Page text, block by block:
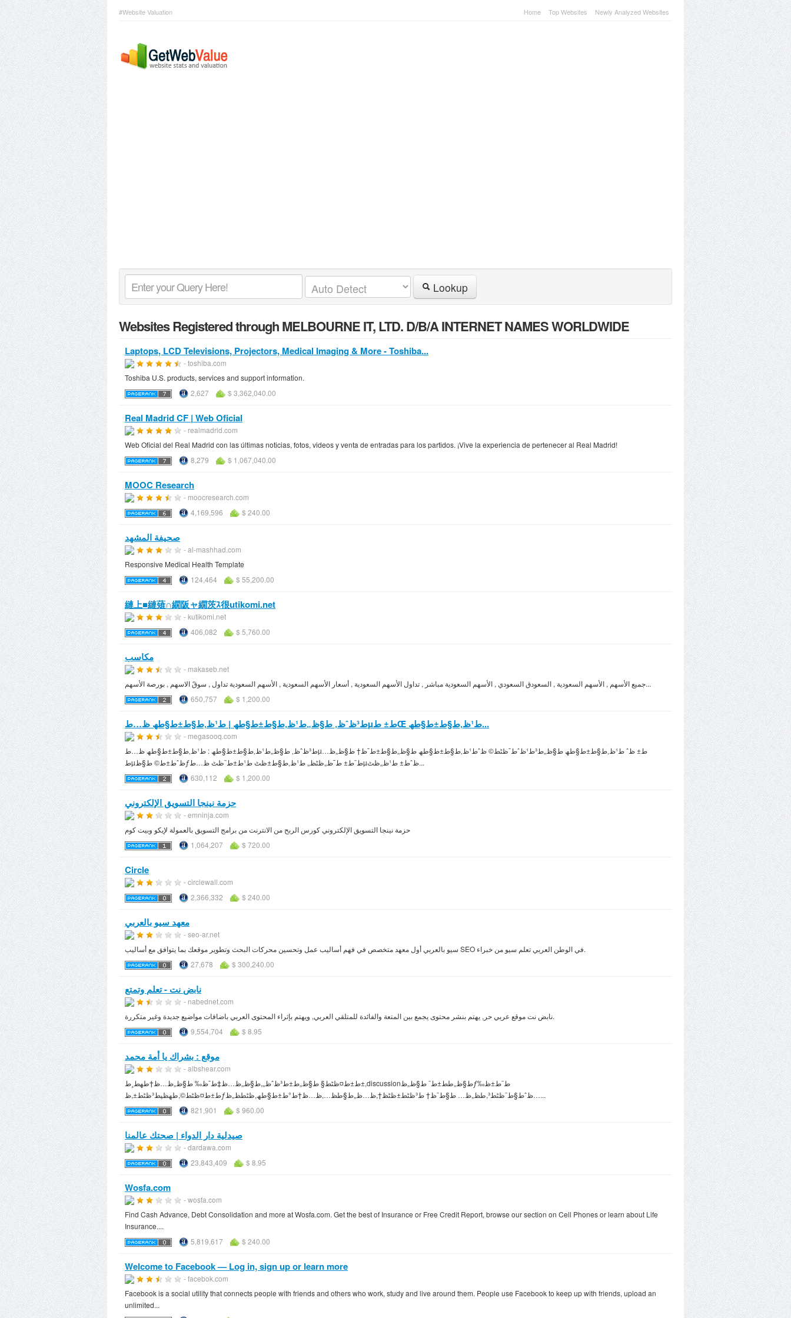
#Website Valuation Home Top Websites Newly Analyzed Websites
Lookup
Websites Registered through MELBOURNE IT, LTD. D/B/A INTERNET NAMES WORLDWIDE
Laptops, LCD Televisions, Projectors, Medical Imaging & More - Toshiba...
- toshiba.com
Toshiba U.S. products, services and support information.
2,627
$ 3,362,040.00
Real Madrid CF | Web Oficial
- realmadrid.com
Web Oficial del Real Madrid con las últimas noticias, fotos, videos y venta de entradas para los partidos. ¡Vive la experiencia de pertenecer al Real Madrid!
8,279
$ 1,067,040.00
MOOC Research
- moocresearch.com
4,169,596
$ 240.00
صحيفة المشهد
- al-mashhad.com
Responsive Medical Health Template
124,464
$ 55,200.00
縺上■縺薙∩繝阪ャ繝茨ｽ很utikomi.net
- kutikomi.net
406,082
$ 5,760.00
مكاسب
- makaseb.net
جميع الأسهم , الأسهم السعودية , السعودق السعودي , الأسهم السعودية مباشر , تداول الأسهم السعودية , أسعار الأسهم السعودية , الأسهم السعودية تداول , سوقً الاسهم , بورصة الأسهم...
650,757
$ 1,200.00
ط³ظˆظ‚ ط§ظ„ط¹ظ‚ط§ط±ط§طھ | ط¹ظ‚ط§ط±ط§طھ ظ…طµط± طŒ ط¹ظ‚ط§ط±ط§طھ...
- megasooq.com
ط³ظˆظ‚ ط§ظ„ط¹ظ‚ط§ط±ط§طھ : ط¹ظ‚ط§ط±ط§طھ ظ…طµط± ظˆ ط¹ظ‚ط§ط±ط§طھ ط§ظ„ط³ط¹ظˆط¯ظٹط© ظˆط¹ظ‚ط§ط±ط§طھ ط§ظ„ط§ط±ط¯ظ† ط§ظ„ظ…
طµظˆط±ط© ط§ظƒط¨ط± ط¯ظ„ظٹظ„ ط¹ظ‚ط§ط±ظٹ ط¹ط±ط¨ظٹ ظ…طµظˆط± ط¹ظ„ظٹ...
630,112
$ 1,200.00
حزمة نينجا التسويق الإلكتروني
- emninja.com
حزمة نينجا التسويق الإلكتروني كورس الربح من الانترنت من برامج التسويق بالعمولة لإيكو وبيت كوم
1,064,207
$ 720.00
Circle
- circlewall.com
2,366,332
$ 240.00
معهد سيو بالعربي
- seo-ar.net
سيو بالعربي أول معهد متخصص في فهم أساليب عمل وتحسين محركات البحث وتطوير موقعك بما يتوافق مع أساليب SEO في الوطن العربي تعلم سيو من خبراء.
27,678
$ 300,240.00
نابض نت - تعلم وتمتع
- nabednet.com
نابض نت موقع عربي حر, يهتم بنشر محتوى يجمع بين المتعة والفائدة للمتلقي العربي, ويهتم بإثراء المحتوى العربي باضافات مواضيع جديدة وغير متكررة.
9,554,704
$ 8.95
موقع : بشراك يا أمة محمد
- albshear.com
ط±ط¤ظٹط§ ط§ظ„ط±ط³ظˆظ„,ط§ظ„ظ…ظ‡ط¯ظ‰ ط§ظ„ظ…ظ†طھط¸ط±,discussionط§ظ„ط­ط±ط¨ ط§ظ„ظƒط¨ط±ظ‰
ط±ط¤ظٹط©,طھظپط³ظٹط±,ظƒظˆط§ط¨ظٹط³,ط­ظ„ظ… ط§ط¨ظ† ط³ظٹط±ظٹظ†,ظ…ظ„ط§ط­ظ…,ظ…ظ†ط°ط±ط§طھ,ظٹط­ظ„ظ…...
821,901
$ 960.00
صيدلية دار الدواء | صحتك عالمنا
- dardawa.com
23,843,409
$ 8.95
Wosfa.com
- wosfa.com
Find Cash Advance, Debt Consolidation and more at Wosfa.com. Get the best of Insurance or Free Credit Report, browse our section on Cell Phones or learn about Life
Insurance....
5,819,617
$ 240.00
Welcome to Facebook — Log in, sign up or learn more
- facebok.com
Facebook is a social utility that connects people with friends and others who work, study and live around them. People use Facebook to keep up with friends, upload an
unlimited...